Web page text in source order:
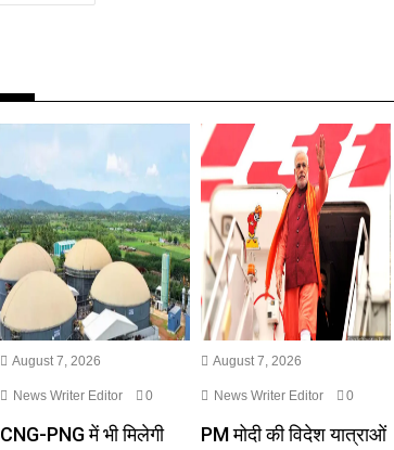
August 7, 2026
News Writer Editor 0
CNG-PNG में भी मिलेगी
August 7, 2026
News Writer Editor 0
PM मोदी की विदेश यात्राओं